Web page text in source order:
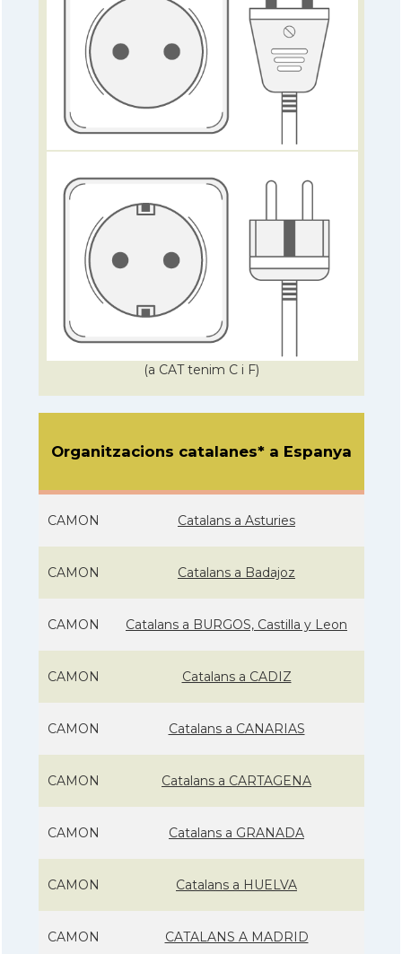
(a CAT tenim C i F)
Organitzacions catalanes* a Espanya
CAMON Catalans a Asturies
CAMON Catalans a Badajoz
CAMON Catalans a BURGOS, Castilla y Leon
CAMON Catalans a CADIZ
CAMON Catalans a CANARIAS
CAMON Catalans a CARTAGENA
CAMON Catalans a GRANADA
CAMON Catalans a HUELVA
CAMON CATALANS A MADRID